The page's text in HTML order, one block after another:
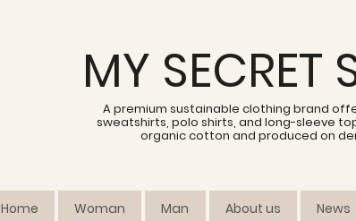
MY SECRET
A premium sustainable clothing brand
sweatshirts, polo shirts, and long-sleeve
organic cotton and produced on
Home Woman Man About us News